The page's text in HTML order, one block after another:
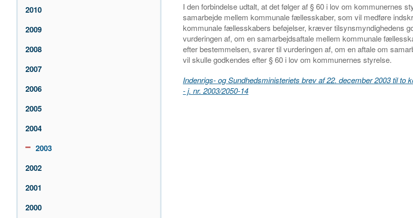
2010
2009
2008
2007
2006
2005
2004
2003
2002
2001
2000
I den forbindelse udtalt, at det følger af § 60 i lov om kommunernes
samarbejde mellem kommunale fællesskaber, som vil medføre
kommunale fællesskabers beføjelser, kræver tilsynsmyndighedens
vurderingen af, om en samarbejdsaftale mellem kommunale
efter bestemmelsen, svarer til vurderingen af, om en aftale om
vil skulle godkendes efter § 60 i lov om kommunernes styrelse.
Indenrigs- og Sundhedsministeriets brev af 22. december 2003 til to
- j. nr. 2003/2050-14